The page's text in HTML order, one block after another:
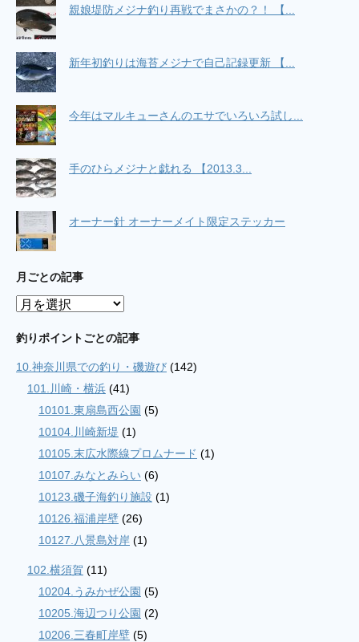
親娘堤防メジナ釣り再戦でまさかの？！ 【...
新年初釣りは海苔メジナで自己記録更新 【...
今年はマルキューさんのエサでいろいろ試し...
手のひらメジナと戯れる 【2013.3...
オーナー針 オーナーメイト限定ステッカー
月ごとの記事
月
と
記
釣りポイントごとの記事
10.神奈川県での釣り・磯遊び (142)
101.川崎・横浜 (41)
10101.東扇島西公園 (5)
10104.川崎新堤 (1)
10105.末広水際線プロムナード (1)
10107.みなとみらい (6)
10123.磯子海釣り施設 (1)
10126.福浦岸壁 (26)
10127.八景島対岸 (1)
102.横須賀 (11)
10204.うみかぜ公園 (5)
10205.海辺つり公園 (2)
10206.三春町岸壁 (5)